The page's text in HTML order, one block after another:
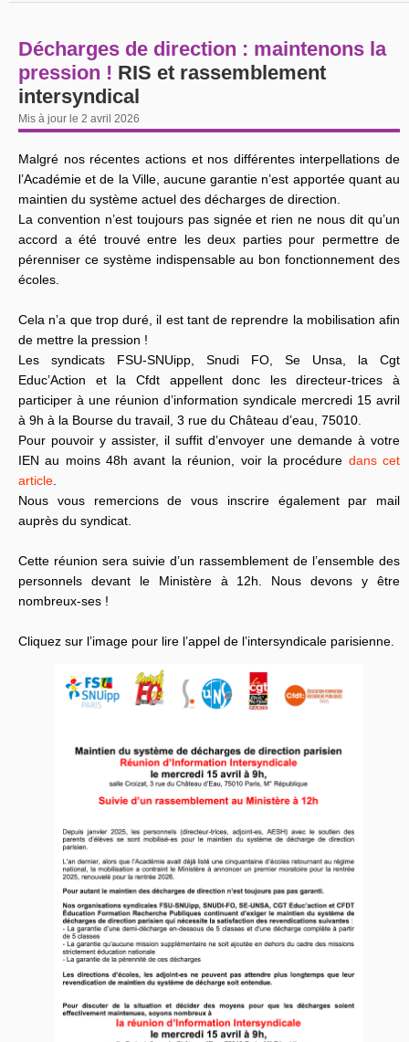
Décharges de direction : maintenons la
pression ! RIS et rassemblement
intersyndical
Mis à jour le 2 avril 2026
Malgré nos récentes actions et nos différentes interpellations de
l’Académie et de la Ville, aucune garantie n’est apportée quant au
maintien du système actuel des décharges de direction.
La convention n’est toujours pas signée et rien ne nous dit qu’un
accord a été trouvé entre les deux parties pour permettre de
pérenniser ce système indispensable au bon fonctionnement des
écoles.
Cela n’a que trop duré, il est tant de reprendre la mobilisation afin
de mettre la pression !
Les syndicats FSU-SNUipp, Snudi FO, Se Unsa, la Cgt
Educ’Action et la Cfdt appellent donc les directeur-trices à
participer à une réunion d’information syndicale mercredi 15 avril
à 9h à la Bourse du travail, 3 rue du Château d’eau, 75010.
Pour pouvoir y assister, il suffit d’envoyer une demande à votre
IEN au moins 48h avant la réunion, voir la procédure dans cet
article
Nous vous remercions de vous inscrire également par mail
auprès du syndicat.
Cette réunion sera suivie d’un rassemblement de l’ensemble des
personnels devant le Ministère à 12h. Nous devons y être
nombreux-ses !
Cliquez sur l’image pour lire l’appel de l’intersyndicale parisienne.